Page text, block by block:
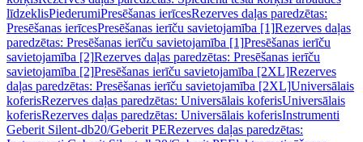
līdzeklisPiederumiPresēšanas ierīcesRezerves daļas paredzētas:
Presēšanas ierīcesPresēšanas ierīču savietojamība [1]Rezerves daļas
paredzētas: Presēšanas ierīču savietojamība [1]Presēšanas ierīču
savietojamība [2]Rezerves daļas paredzētas: Presēšanas ierīču
savietojamība [2]Presēšanas ierīču savietojamība [2XL]Rezerves
daļas paredzētas: Presēšanas ierīču savietojamība [2XL]Universālais
koferisRezerves daļas paredzētas: Universālais koferisUniversālais
koferisRezerves daļas paredzētas: Universālais koferisInstrumenti
Geberit Silent-db20/Geberit PERezerves daļas paredzētas: